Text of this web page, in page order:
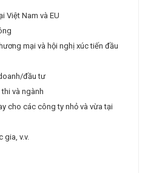
Việt Nam và EU
mại và hội nghị xúc tiến đầu
đầu tư
và ngành
cho các công ty nhỏ và vừa tại
gia, v.v.